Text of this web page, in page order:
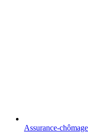
Assurance-